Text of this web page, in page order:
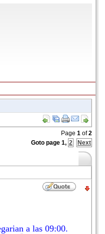
Page 1 of2
Goto page 1, 2 Next
a las 09:00.